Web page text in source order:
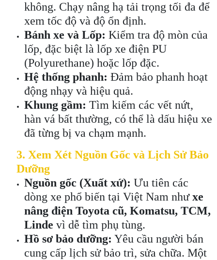
không. Chạy nâng hạ tải trọng tối đa để
xem tốc độ và độ ổn định.
Bánh xe và Lốp: Kiểm tra độ mòn của
lốp, đặc biệt là lốp xe điện PU
(Polyurethane) hoặc lốp đặc.
Hệ thống phanh: Đảm bảo phanh hoạt
động nhạy và hiệu quả.
Khung gầm: Tìm kiếm các vết nứt,
hàn vá bất thường, có thể là dấu hiệu xe
đã từng bị va chạm mạnh.
3. Xem Xét Nguồn Gốc và Lịch Sử Bảo
Dưỡng
Nguồn gốc (Xuất xứ): Ưu tiên các
dòng xe phổ biến tại Việt Nam nhưxe
nâng điện Toyota cũ, Komatsu, TCM,
Linde vì dễ tìm phụ tùng.
Hồ sơ bảo dưỡng: Yêu cầu người bán
cung cấp lịch sử bảo trì, sửa chữa. Một